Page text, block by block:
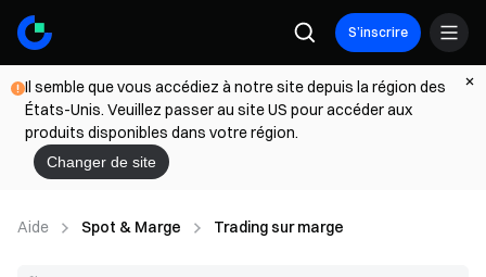
S’inscrire
Il semble que vous accédiez à notre site depuis la région des
États-Unis. Veuillez passer au site US pour accéder aux
produits disponibles dans votre région.
Changer de site
Aide Spot & Marge Trading sur marge